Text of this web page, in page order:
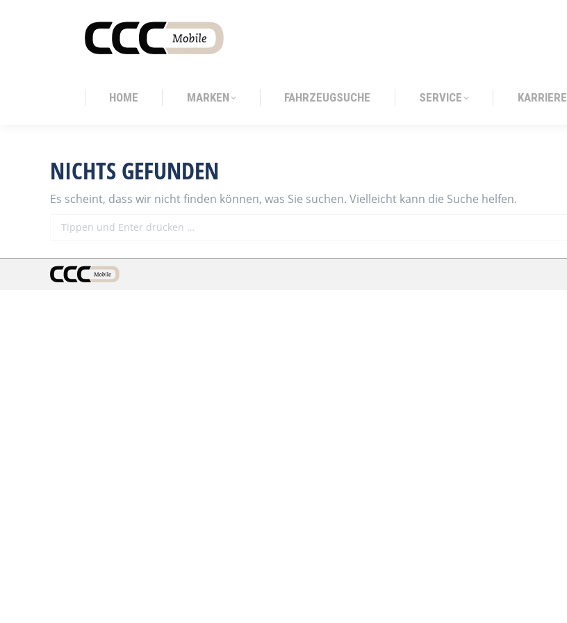
HOME MARKEN FAHRZEUGSUCHE SERVICE KARRIERE
NICHTS GEFUNDEN
Es scheint, dass wir nicht finden können, was Sie suchen. Vielleicht kann die Suche helfen.
Search:
HOME MARKEN